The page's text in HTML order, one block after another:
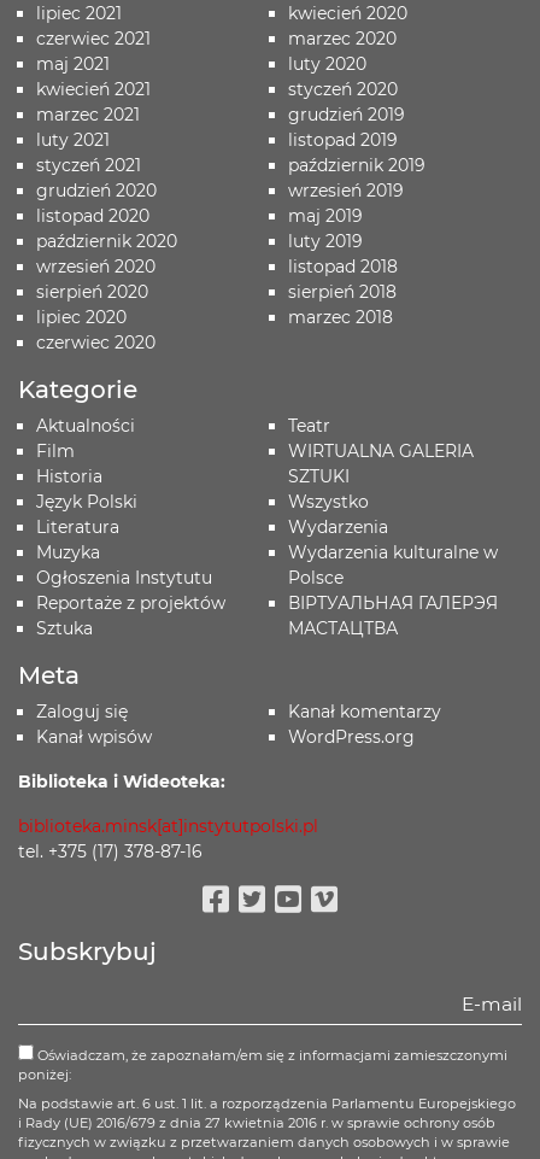
lipiec 2021
czerwiec 2021
maj 2021
kwiecień 2021
marzec 2021
luty 2021
styczeń 2021
grudzień 2020
listopad 2020
październik 2020
wrzesień 2020
sierpień 2020
lipiec 2020
czerwiec 2020
kwiecień 2020
marzec 2020
luty 2020
styczeń 2020
grudzień 2019
listopad 2019
październik 2019
wrzesień 2019
maj 2019
luty 2019
listopad 2018
sierpień 2018
marzec 2018
Kategorie
Aktualności
Film
Historia
Język Polski
Literatura
Muzyka
Ogłoszenia Instytutu
Reportaże z projektów
Sztuka
Teatr
WIRTUALNA GALERIA
SZTUKI
Wszystko
Wydarzenia
Wydarzenia kulturalne w
Polsce
ВІРТУАЛЬНАЯ ГАЛЕРЭЯ
МАСТАЦТВА
Meta
Zaloguj się
Kanał wpisów
Kanał komentarzy
WordPress.org
Biblioteka i Wideoteka:
biblioteka.minsk[at]instytutpolski.pl
tel. +375 (17) 378-87-16
Subskrybuj
Oświadczam, że zapoznałam/em się z informacjami zamieszczonymi
poniżej:
Na podstawie art. 6 ust. 1 lit. a rozporządzenia Parlamentu Europejskiego
i Rady (UE) 2016/679 z dnia 27 kwietnia 2016 r. w sprawie ochrony osób
fizycznych w związku z przetwarzaniem danych osobowych i w sprawie